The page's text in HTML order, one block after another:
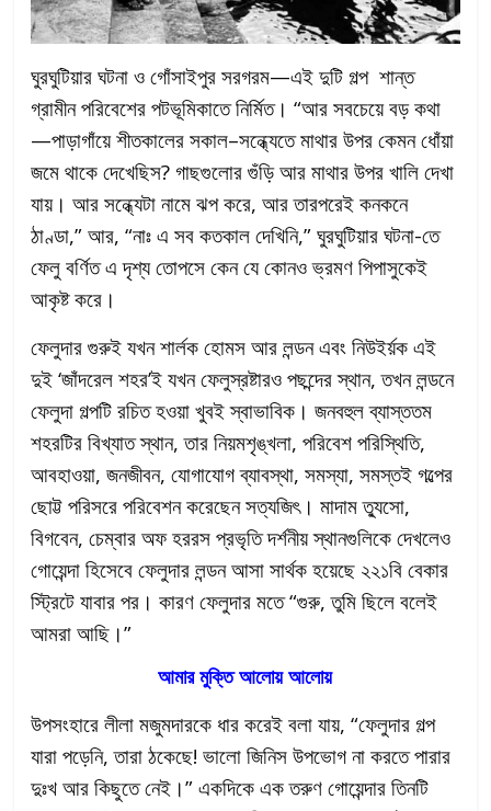
ঘুরঘুটিয়ার ঘটনা ও গোঁসাইপুর সরগরম—এই দুটি গল্প শান্ত
গ্রামীন পরিবেশের পটভূমিকাতে নির্মিত। “আর সবচেয়ে বড় কথা
—পাড়াগাঁয়ে শীতকালের সকাল–সন্ধ্যেতে মাথার উপর কেমন ধোঁয়া
জমে থাকে দেখেছিস? গাছগুলোর গুঁড়ি আর মাথার উপর খালি দেখা
যায়। আর সন্ধ্যেটা নামে ঝপ করে, আর তারপরেই কনকনে
ঠাণ্ডা,” আর, “নাঃ এ সব কতকাল দেখিনি,” ঘুরঘুটিয়ার ঘটনা-তে
ফেলু বর্ণিত এ দৃশ্য তোপসে কেন যে কোনও ভ্রমণ পিপাসুকেই
আকৃষ্ট করে।
ফেলুদার গুরুই যখন শার্লক হোমস আর লন্ডন এবং নিউইর্য়ক এই
দুই ‘জাঁদরেল শহর’ই যখন ফেলুস্রষ্টারও পছন্দের স্থান, তখন লন্ডনে
ফেলুদা গল্পটি রচিত হওয়া খুবই স্বাভাবিক। জনবহুল ব্যাস্ততম
শহরটির বিখ্যাত স্থান, তার নিয়মশৃঙ্খলা, পরিবেশ পরিস্থিতি,
আবহাওয়া, জনজীবন, যোগাযোগ ব্যাবস্থা, সমস্যা, সমস্তই গল্পের
ছোট্ট পরিসরে পরিবেশন করেছেন সত্যজিৎ। মাদাম ত্যুসো,
বিগবেন, চেম্বার অফ হররস প্রভৃতি দর্শনীয় স্থানগুলিকে দেখলেও
গোয়েন্দা হিসেবে ফেলুদার লন্ডন আসা সার্থক হয়েছে ২২১বি বেকার
স্ট্রিটে যাবার পর। কারণ ফেলুদার মতে “গুরু, তুমি ছিলে বলেই
আমরা আছি।”
আমার মুক্তি আলোয় আলোয়
উপসংহারে লীলা মজুমদারকে ধার করেই বলা যায়, “ফেলুদার গল্প
যারা পড়েনি, তারা ঠকেছে! ভালো জিনিস উপভোগ না করতে পারার
দুঃখ আর কিছুতে নেই।” একদিকে এক তরুণ গোয়েন্দার তিনটি